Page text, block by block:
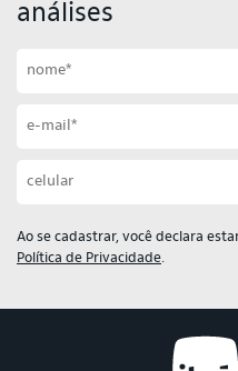
análises
Ao se cadastrar, você declara
Política de Privacidade.